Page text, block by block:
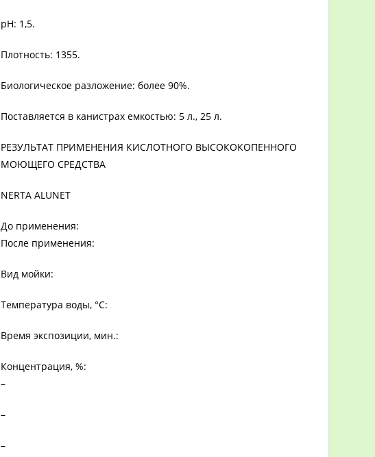
рН: 1,5.
Плотность: 1355.
Биологическое разложение: более 90%.
Поставляется в канистрах емкостью: 5 л., 25 л.
РЕЗУЛЬТАТ ПРИМЕНЕНИЯ КИСЛОТНОГО ВЫСОКОКОПЕННОГО
МОЮЩЕГО СРЕДСТВА
NERTA ALUNET
До применения:
После применения:
Вид мойки:
Температура воды, °С:
Время экспозиции, мин.:
Концентрация, %:
–
–
–